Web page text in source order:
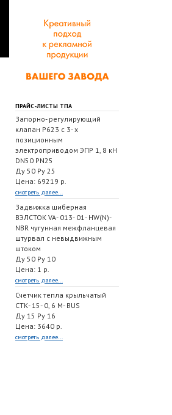
ПРАЙС-ЛИСТЫ ТПА
Запорно- регулирующий
клапан Р623 с 3- х
позиционным
электроприводом ЭПР 1, 8 кН
DN50 PN25
Ду 50 Ру 25
Цена: 69219 р.
смотреть далее...
Задвижка шиберная
ВЭЛСТОК VA- 013- 01- HW(N)-
NBR чугунная межфланцевая
штурвал с невыдвижным
штоком
Ду 50 Ру 10
Цена: 1 р.
смотреть далее...
Счетчик тепла крыльчатый
СТК- 15- 0, 6 M- BUS
Ду 15 Ру 16
Цена: 3640 р.
смотреть далее...